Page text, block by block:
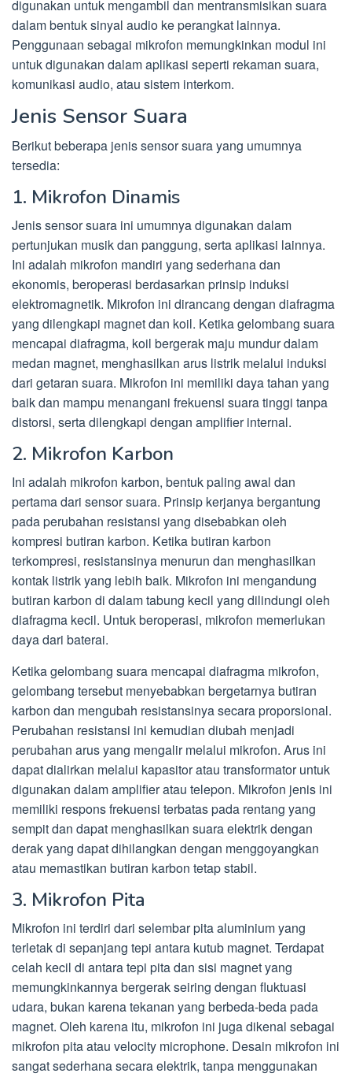
digunakan untuk mengambil dan mentransmisikan suara
dalam bentuk sinyal audio ke perangkat lainnya.
Penggunaan sebagai mikrofon memungkinkan modul ini
untuk digunakan dalam aplikasi seperti rekaman suara,
komunikasi audio, atau sistem interkom.
Jenis Sensor Suara
Berikut beberapa jenis sensor suara yang umumnya
tersedia:
1. Mikrofon Dinamis
Jenis sensor suara ini umumnya digunakan dalam
pertunjukan musik dan panggung, serta aplikasi lainnya.
Ini adalah mikrofon mandiri yang sederhana dan
ekonomis, beroperasi berdasarkan prinsip induksi
elektromagnetik. Mikrofon ini dirancang dengan diafragma
yang dilengkapi magnet dan koil. Ketika gelombang suara
mencapai diafragma, koil bergerak maju mundur dalam
medan magnet, menghasilkan arus listrik melalui induksi
dari getaran suara. Mikrofon ini memiliki daya tahan yang
baik dan mampu menangani frekuensi suara tinggi tanpa
distorsi, serta dilengkapi dengan amplifier internal.
2. Mikrofon Karbon
Ini adalah mikrofon karbon, bentuk paling awal dan
pertama dari sensor suara. Prinsip kerjanya bergantung
pada perubahan resistansi yang disebabkan oleh
kompresi butiran karbon. Ketika butiran karbon
terkompresi, resistansinya menurun dan menghasilkan
kontak listrik yang lebih baik. Mikrofon ini mengandung
butiran karbon di dalam tabung kecil yang dilindungi oleh
diafragma kecil. Untuk beroperasi, mikrofon memerlukan
daya dari baterai.
Ketika gelombang suara mencapai diafragma mikrofon,
gelombang tersebut menyebabkan bergetarnya butiran
karbon dan mengubah resistansinya secara proporsional.
Perubahan resistansi ini kemudian diubah menjadi
perubahan arus yang mengalir melalui mikrofon. Arus ini
dapat dialirkan melalui kapasitor atau transformator untuk
digunakan dalam amplifier atau telepon. Mikrofon jenis ini
memiliki respons frekuensi terbatas pada rentang yang
sempit dan dapat menghasilkan suara elektrik dengan
derak yang dapat dihilangkan dengan menggoyangkan
atau memastikan butiran karbon tetap stabil.
3. Mikrofon Pita
Mikrofon ini terdiri dari selembar pita aluminium yang
terletak di sepanjang tepi antara kutub magnet. Terdapat
celah kecil di antara tepi pita dan sisi magnet yang
memungkinkannya bergerak seiring dengan fluktuasi
udara, bukan karena tekanan yang berbeda-beda pada
magnet. Oleh karena itu, mikrofon ini juga dikenal sebagai
mikrofon pita atau velocity microphone. Desain mikrofon ini
sangat sederhana secara elektrik, tanpa menggunakan